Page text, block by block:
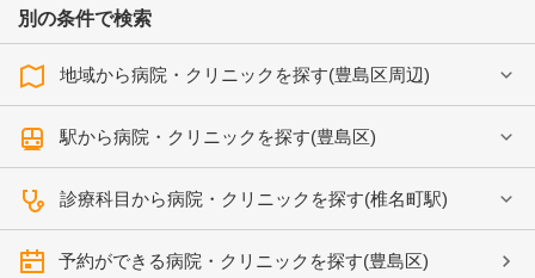
別の条件で検索
地域から病院・クリニックを探す(豊島区周辺)
駅から病院・クリニックを探す(豊島区)
診療科目から病院・クリニックを探す(椎名町駅)
予約ができる病院・クリニックを探す(豊島区)